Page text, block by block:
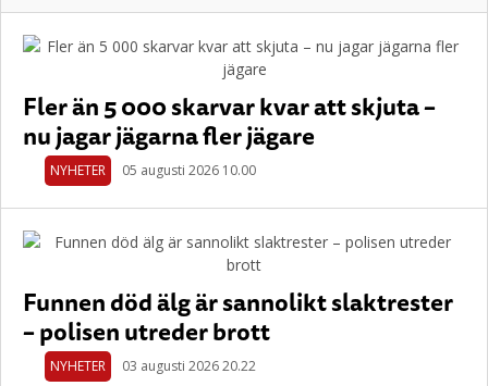
Fler än 5 000 skarvar kvar att skjuta –
nu jagar jägarna fler jägare
NYHETER 05 augusti 2026 10.00
Funnen död älg är sannolikt slaktrester
– polisen utreder brott
NYHETER 03 augusti 2026 20.22